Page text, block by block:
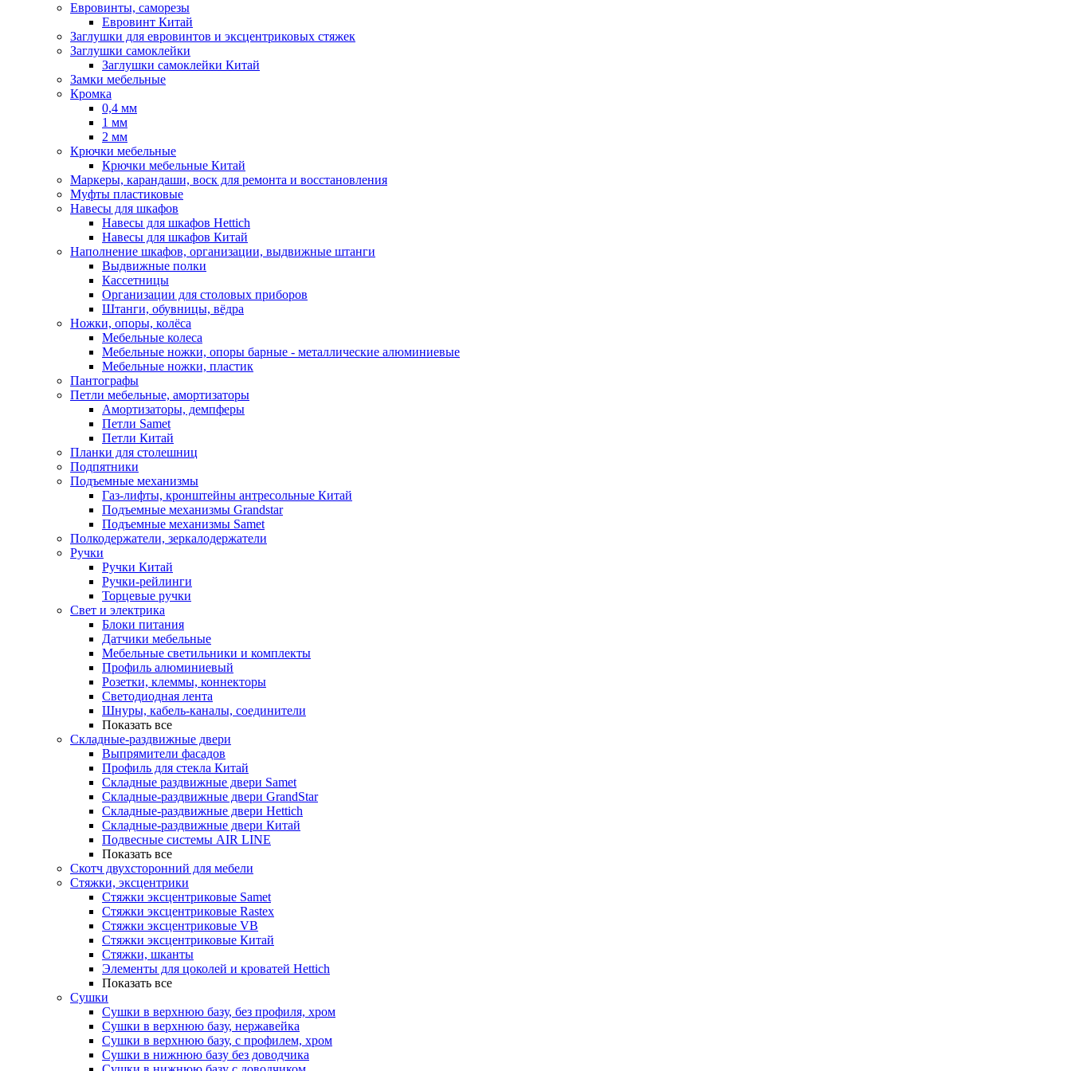
Евровинты, саморезы
Евровинт Китай
Заглушки для евровинтов и эксцентриковых стяжек
Заглушки самоклейки
Заглушки самоклейки Китай
Замки мебельные
Кромка
0,4 мм
1 мм
2 мм
Крючки мебельные
Крючки мебельные Китай
Маркеры, карандаши, воск для ремонта и восстановления
Муфты пластиковые
Навесы для шкафов
Навесы для шкафов Hettich
Навесы для шкафов Китай
Наполнение шкафов, организации, выдвижные штанги
Выдвижные полки
Кассетницы
Организации для столовых приборов
Штанги, обувницы, вёдра
Ножки, опоры, колёса
Мебельные колеса
Мебельные ножки, опоры барные - металлические алюминиевые
Мебельные ножки, пластик
Пантографы
Петли мебельные, амортизаторы
Амортизаторы, демпферы
Петли Samet
Петли Китай
Планки для столешниц
Подпятники
Подъемные механизмы
Газ-лифты, кронштейны антресольные Китай
Подъемные механизмы Grandstar
Подъемные механизмы Samet
Полкодержатели, зеркалодержатели
Ручки
Ручки Китай
Ручки-рейлинги
Торцевые ручки
Свет и электрика
Блоки питания
Датчики мебельные
Мебельные светильники и комплекты
Профиль алюминиевый
Розетки, клеммы, коннекторы
Светодиодная лента
Шнуры, кабель-каналы, соединители
Показать все
Складные-раздвижные двери
Выпрямители фасадов
Профиль для стекла Китай
Складные раздвижные двери Samet
Складные-раздвижные двери GrandStar
Складные-раздвижные двери Hettich
Складные-раздвижные двери Китай
Подвесные системы AIR LINE
Показать все
Скотч двухсторонний для мебели
Стяжки, эксцентрики
Cтяжки эксцентриковые Samet
Стяжки эксцентриковые Rastex
Стяжки эксцентриковые VB
Стяжки эксцентриковые Китай
Стяжки, шканты
Элементы для цоколей и кроватей Hettich
Показать все
Сушки
Сушки в верхнюю базу, без профиля, хром
Сушки в верхнюю базу, нержавейка
Сушки в верхнюю базу, с профилем, хром
Сушки в нижнюю базу без доводчика